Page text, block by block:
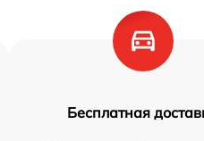
Бесплатная